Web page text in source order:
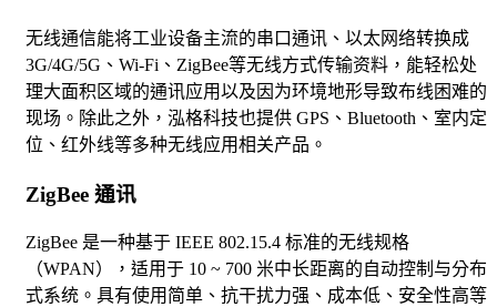
无线通信能将工业设备主流的串口通讯、以太网络转换成
3G/4G/5G、Wi-Fi、ZigBee等无线方式传输资料，能轻松处
理大面积区域的通讯应用以及因为环境地形导致布线困难的
现场。除此之外，泓格科技也提供 GPS、Bluetooth、室内定
位、红外线等多种无线应用相关产品。
ZigBee 通讯
ZigBee 是一种基于 IEEE 802.15.4 标准的无线规格
（WPAN），适用于 10 ~ 700 米中长距离的自动控制与分布
式系统。具有使用简单、抗干扰力强、成本低、安全性高等